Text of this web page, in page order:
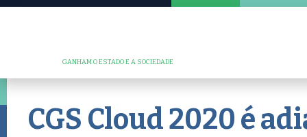
GANHAM O ESTADO E A SOCIEDADE
CGS Cloud 2020 é